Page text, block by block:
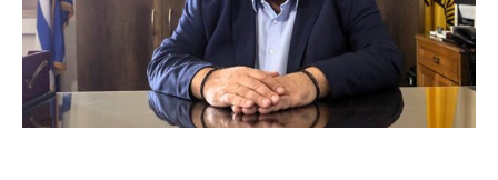
Προσκλήσεις
Αποφάσεις
Τηλέφωνα